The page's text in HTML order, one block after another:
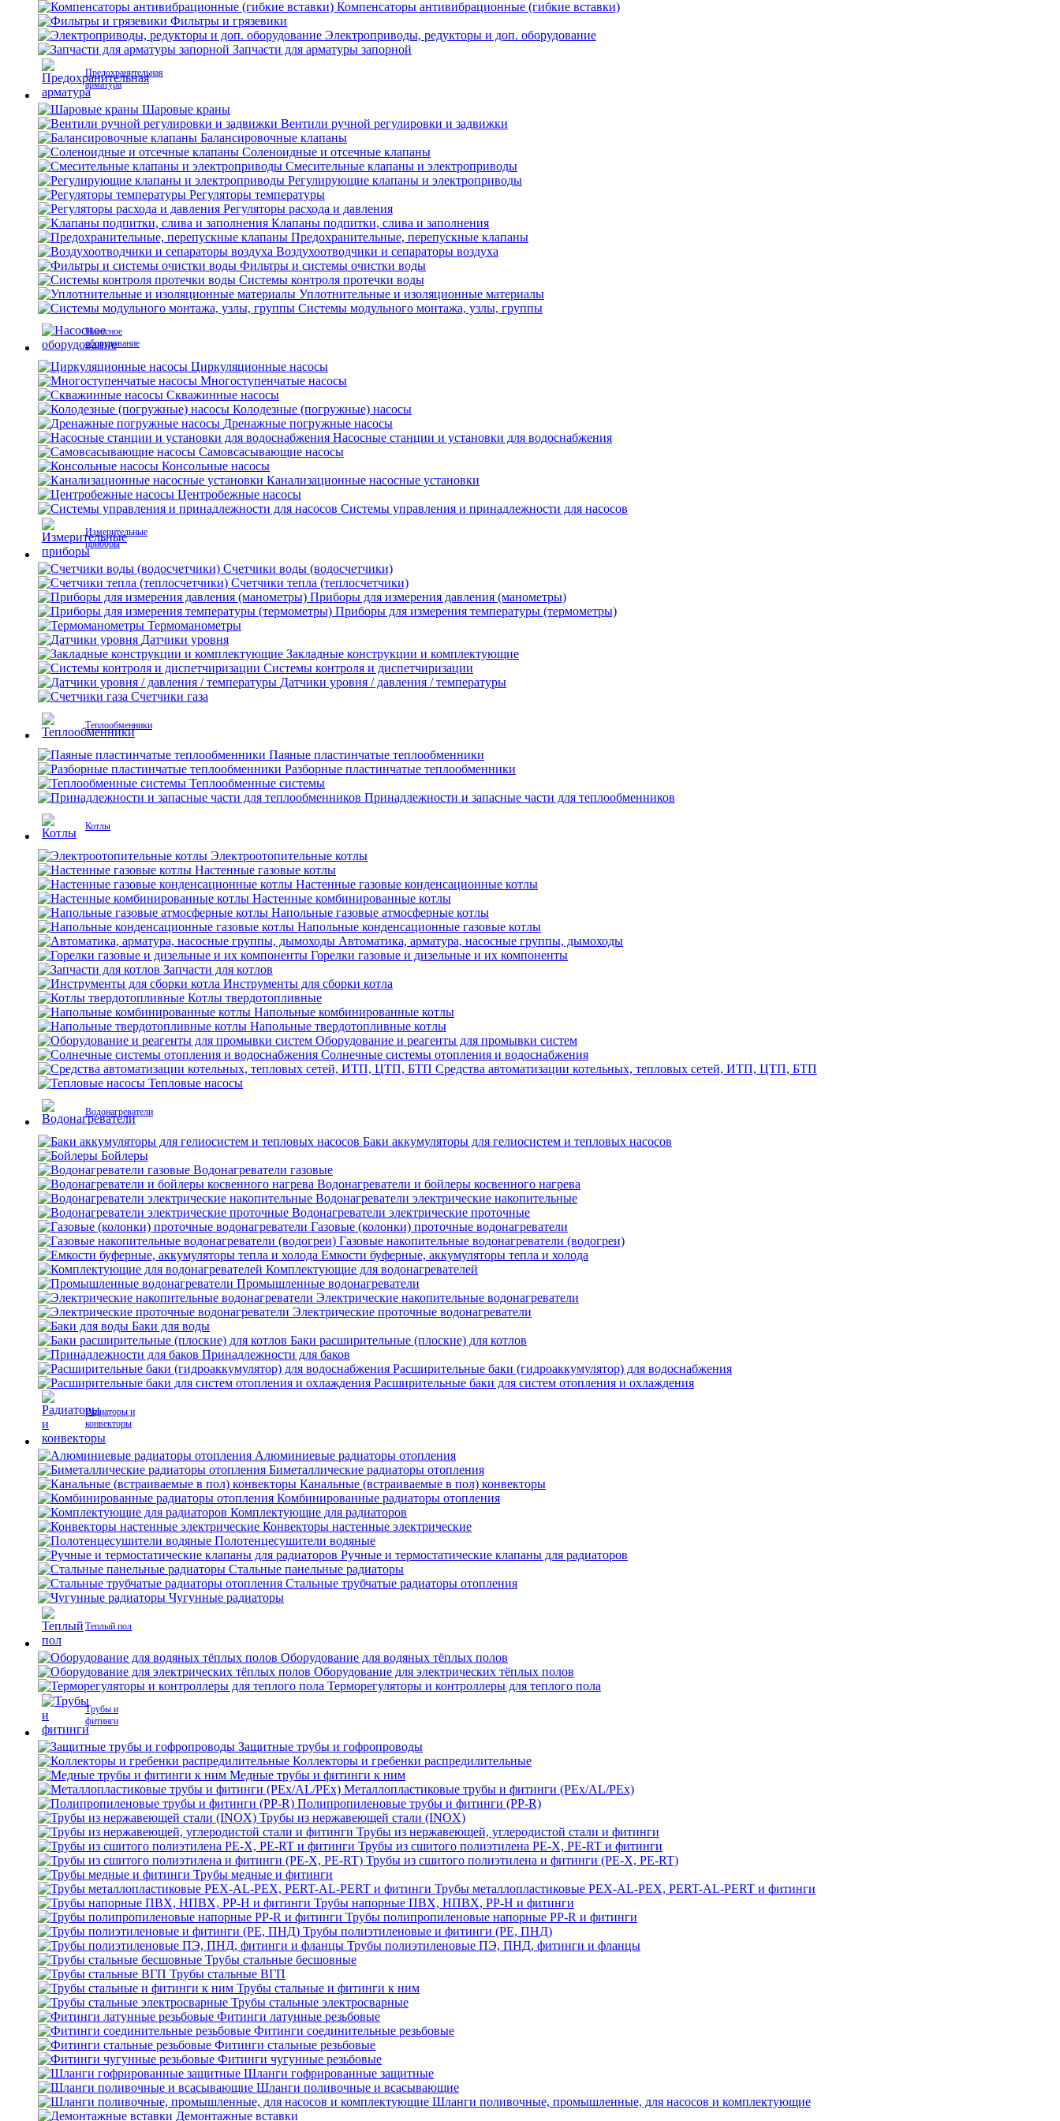
Компенсаторы антивибрационные (гибкие вставки)
Фильтры и грязевики
Электроприводы, редукторы и доп. оборудование
Запчасти для арматуры запорной
Предохранительная
арматура
Шаровые краны
Вентили ручной регулировки и задвижки
Балансировочные клапаны
Соленоидные и отсечные клапаны
Смесительные клапаны и электроприводы
Регулирующие клапаны и электроприводы
Регуляторы температуры
Регуляторы расхода и давления
Клапаны подпитки, слива и заполнения
Предохранительные, перепускные клапаны
Воздухоотводчики и сепараторы воздуха
Фильтры и системы очистки воды
Системы контроля протечки воды
Уплотнительные и изоляционные материалы
Системы модульного монтажа, узлы, группы
Насосное
оборудование
Циркуляционные насосы
Многоступенчатые насосы
Скважинные насосы
Колодезные (погружные) насосы
Дренажные погружные насосы
Насосные станции и установки для водоснабжения
Самовсасывающие насосы
Консольные насосы
Канализационные насосные установки
Центробежные насосы
Системы управления и принадлежности для насосов
Измерительные
приборы
Счетчики воды (водосчетчики)
Счетчики тепла (теплосчетчики)
Приборы для измерения давления (манометры)
Приборы для измерения температуры (термометры)
Термоманометры
Датчики уровня
Закладные конструкции и комплектующие
Системы контроля и диспетчиризации
Датчики уровня / давления / температуры
Счетчики газа
Теплообменники
Паяные пластинчатые теплообменники
Разборные пластинчатые теплообменники
Теплообменные системы
Принадлежности и запасные части для теплообменников
Котлы
Электроотопительные котлы
Настенные газовые котлы
Настенные газовые конденсационные котлы
Настенные комбинированные котлы
Напольные газовые атмосферные котлы
Напольные конденсационные газовые котлы
Автоматика, арматура, насосные группы, дымоходы
Горелки газовые и дизельные и их компоненты
Запчасти для котлов
Инструменты для сборки котла
Котлы твердотопливные
Напольные комбинированные котлы
Напольные твердотопливные котлы
Оборудование и реагенты для промывки систем
Солнечные системы отопления и водоснабжения
Средства автоматизации котельных, тепловых сетей, ИТП, ЦТП, БТП
Тепловые насосы
Водонагреватели
Баки аккумуляторы для гелиосистем и тепловых насосов
Бойлеры
Водонагреватели газовые
Водонагреватели и бойлеры косвенного нагрева
Водонагреватели электрические накопительные
Водонагреватели электрические проточные
Газовые (колонки) проточные водонагреватели
Газовые накопительные водонагреватели (водогреи)
Емкости буферные, аккумуляторы тепла и холода
Комплектующие для водонагревателей
Промышленные водонагреватели
Электрические накопительные водонагреватели
Электрические проточные водонагреватели
Баки для воды
Баки расширительные (плоские) для котлов
Принадлежности для баков
Расширительные баки (гидроаккумулятор) для водоснабжения
Расширительные баки для систем отопления и охлаждения
Радиаторы и
конвекторы
Алюминиевые радиаторы отопления
Биметаллические радиаторы отопления
Канальные (встраиваемые в пол) конвекторы
Комбинированные радиаторы отопления
Комплектующие для радиаторов
Конвекторы настенные электрические
Полотенцесушители водяные
Ручные и термостатические клапаны для радиаторов
Стальные панельные радиаторы
Стальные трубчатые радиаторы отопления
Чугунные радиаторы
Теплый пол
Оборудование для водяных тёплых полов
Оборудование для электрических тёплых полов
Терморегуляторы и контроллеры для теплого пола
Трубы и
фитинги
Защитные трубы и гофропроводы
Коллекторы и гребенки распредилительные
Медные трубы и фитинги к ним
Металлопластиковые трубы и фитинги (PEx/AL/PEx)
Полипропиленовые трубы и фитинги (PP-R)
Трубы из нержавеющей стали (INOX)
Трубы из нержавеющей, углеродистой стали и фитинги
Трубы из сшитого полиэтилена PE-X, PE-RT и фитинги
Трубы из сшитого полиэтилена и фитинги (PE-X, PE-RT)
Трубы медные и фитинги
Трубы металлопластиковые PEX-AL-PEX, PERT-AL-PERT и фитинги
Трубы напорные ПВХ, НПВХ, PP-H и фитинги
Трубы полипропиленовые напорные PP-R и фитинги
Трубы полиэтиленовые и фитинги (PE, ПНД)
Трубы полиэтиленовые ПЭ, ПНД, фитинги и фланцы
Трубы стальные бесшовные
Трубы стальные ВГП
Трубы стальные и фитинги к ним
Трубы стальные электросварные
Фитинги латунные резьбовые
Фитинги соединительные резьбовые
Фитинги стальные резьбовые
Фитинги чугунные резьбовые
Шланги гофрированные защитные
Шланги поливочные и всасывающие
Шланги поливочные, промышленные, для насосов и комплектующие
Демонтажные вставки